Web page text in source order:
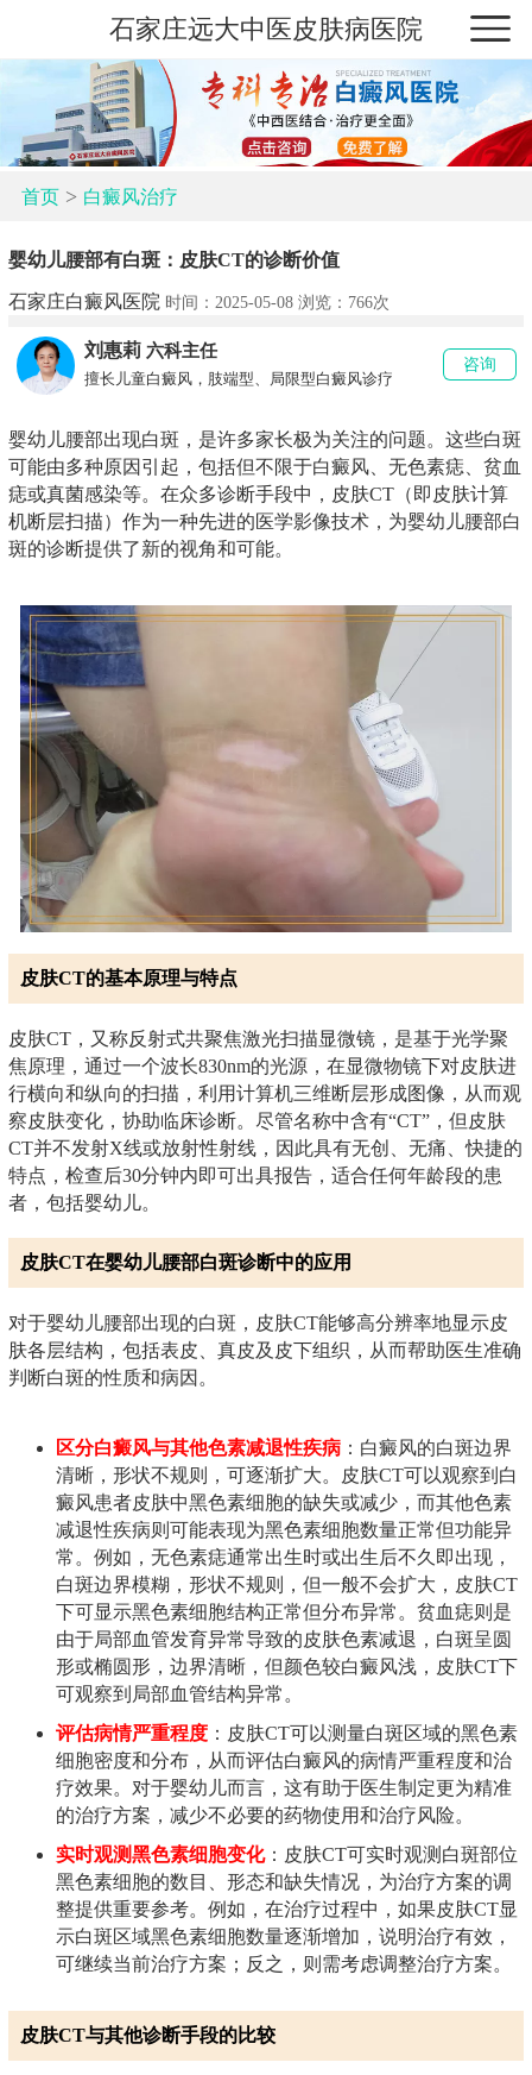
石家庄远大中医皮肤病医院
首页> 白癜风治疗
婴幼儿腰部有白斑：皮肤CT的诊断价值
石家庄白癜风医院 时间：2025-05-08 浏览： 766次
刘惠莉 六科主任
擅长儿童白癜风，肢端型、局限型白癜风诊疗
咨询
婴幼儿腰部出现白斑，是许多家长极为关注的问题。这些白斑
可能由多种原因引起，包括但不限于白癜风、无色素痣、贫血
痣或真菌感染等。在众多诊断手段中，皮肤CT（即皮肤计算
机断层扫描）作为一种先进的医学影像技术，为婴幼儿腰部白
斑的诊断提供了新的视角和可能。
皮肤CT的基本原理与特点
皮肤CT，又称反射式共聚焦激光扫描显微镜，是基于光学聚
焦原理，通过一个波长830nm的光源，在显微物镜下对皮肤进
行横向和纵向的扫描，利用计算机三维断层形成图像，从而观
察皮肤变化，协助临床诊断。尽管名称中含有“CT”，但皮肤
CT并不发射X线或放射性射线，因此具有无创、无痛、快捷的
特点，检查后30分钟内即可出具报告，适合任何年龄段的患
者，包括婴幼儿。
皮肤CT在婴幼儿腰部白斑诊断中的应用
对于婴幼儿腰部出现的白斑，皮肤CT能够高分辨率地显示皮
肤各层结构，包括表皮、真皮及皮下组织，从而帮助医生准确
判断白斑的性质和病因。
区分白癜风与其他色素减退性疾病 ：白癜风的白斑边界
清晰，形状不规则，可逐渐扩大。皮肤CT可以观察到白
癜风患者皮肤中黑色素细胞的缺失或减少，而其他色素
减退性疾病则可能表现为黑色素细胞数量正常但功能异
常。例如，无色素痣通常出生时或出生后不久即出现，
白斑边界模糊，形状不规则，但一般不会扩大，皮肤CT
下可显示黑色素细胞结构正常但分布异常。贫血痣则是
由于局部血管发育异常导致的皮肤色素减退，白斑呈圆
形或椭圆形，边界清晰，但颜色较白癜风浅，皮肤CT下
可观察到局部血管结构异常。
评估病情严重程度 ：皮肤CT可以测量白斑区域的黑色素
细胞密度和分布，从而评估白癜风的病情严重程度和治
疗效果。对于婴幼儿而言，这有助于医生制定更为精准
的治疗方案，减少不必要的药物使用和治疗风险。
实时观测黑色素细胞变化：皮肤CT可实时观测白斑部位
黑色素细胞的数目、形态和缺失情况，为治疗方案的调
整提供重要参考。例如，在治疗过程中，如果皮肤CT显
示白斑区域黑色素细胞数量逐渐增加，说明治疗有效，
可继续当前治疗方案；反之，则需考虑调整治疗方案。
皮肤CT与其他诊断手段的比较